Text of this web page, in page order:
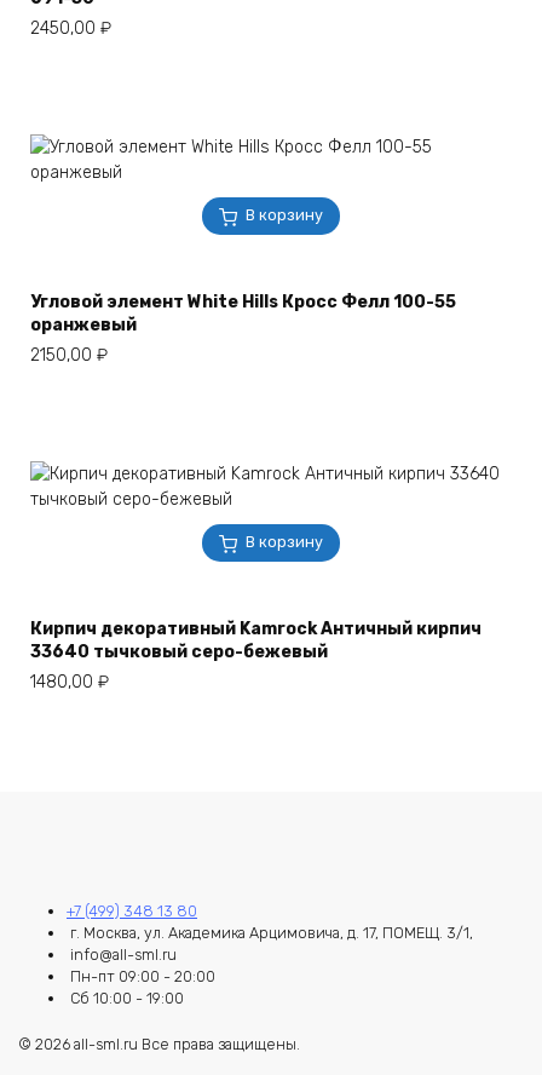
2450,00 ₽
В корзину
Угловой элемент White Hills Кросс Фелл 100-55
оранжевый
2150,00 ₽
В корзину
Кирпич декоративный Kamrock Античный кирпич
33640 тычковый серо-бежевый
1480,00 ₽
+7 (499) 348 13 80
г. Москва, ул. Академика Арцимовича, д. 17, ПОМЕЩ. 3/1,
info@all-sml.ru
Пн-пт 09:00 - 20:00
Сб 10:00 - 19:00
© 2026 all-sml.ru Все права защищены.